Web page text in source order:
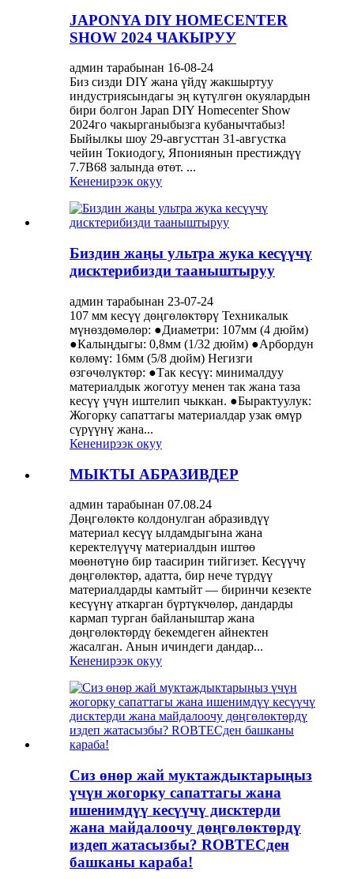
JAPONYA DIY HOMECENTER
SHOW 2024 ЧАКЫРУУ
админ тарабынан 16-08-24
Биз сизди DIY жана үйдү жакшыртуу
индустриясындагы эң күтүлгөн окуялардын
бири болгон Japan DIY Homecenter Show
2024го чакырганыбызга кубанычтабыз!
Быйылкы шоу 29-августтан 31-августка
чейин Токиодогу, Япониянын престиждүү
7.7B68 залында өтөт. ...
Кененирээк окуу
Биздин жаңы ультра жука кесүүчү
дисктерибизди тааныштыруу
админ тарабынан 23-07-24
107 мм кесүү дөңгөлөктөрү Техникалык
мүнөздөмөлөр: ●Диаметри: 107мм (4 дюйм)
●Калыңдыгы: 0,8мм (1/32 дюйм) ●Арбордун
көлөмү: 16мм (5/8 дюйм) Негизги
өзгөчөлүктөр: ●Так кесүү: минималдуу
материалдык жоготуу менен так жана таза
кесүү үчүн иштелип чыккан. ●Бырактуулук:
Жогорку сапаттагы материалдар узак өмүр
сүрүүнү жана...
Кененирээк окуу
МЫКТЫ АБРАЗИВДЕР
админ тарабынан 07.08.24
Дөңгөлөктө колдонулган абразивдүү
материал кесүү ылдамдыгына жана
керектелүүчү материалдын иштөө
мөөнөтүнө бир таасирин тийгизет. Кесүүчү
дөңгөлөктөр, адатта, бир нече түрдүү
материалдарды камтыйт — биринчи кезекте
кесүүнү аткарган бүртүкчөлөр, дандарды
кармап турган байланыштар жана
дөңгөлөктөрдү бекемдеген айнектен
жасалган. Анын ичиндеги дандар...
Кененирээк окуу
Сиз өнөр жай муктаждыктарыңыз
үчүн жогорку сапаттагы жана
ишенимдүү кесүүчү дисктерди
жана майдалоочу дөңгөлөктөрдү
издеп жатасызбы? ROBTECден
башканы караба!